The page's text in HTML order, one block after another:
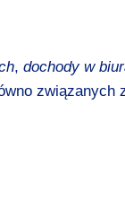
, dochody w